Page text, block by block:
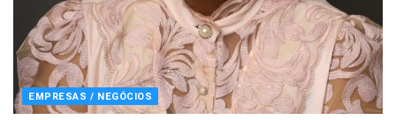
EMPRESAS / NEGÓCIOS